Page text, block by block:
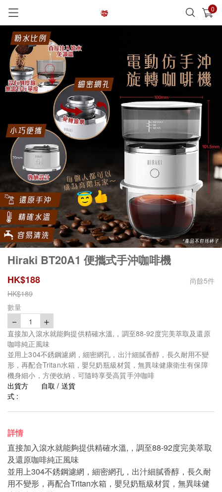
0
已加入購物車 查看
Hiraki BT20A1 便攜式手沖咖啡機
HK$188 尚餘5件
HK$189
數量
－ 1 ＋
直接加入滾水就能夠提供精確水溫,，調至88-92度完美萃取及還原
咖啡純正風味
並用上304不銹鋼濾網，細密網孔，出汁細膩香醇，長久耐用不變
形，再配合Tritan水箱，嬰兒奶瓶級材質，無異味健康衛生有保障
機身細小，方便收納，可隨時享受高質手沖咖啡
出貨方
式 :
自取 / 送貨
詳情
直接加入滾水就能夠提供精確水溫,，調至88-92度完美萃取
及還原咖啡純正風味
並用上304不銹鋼濾網，細密網孔，出汁細膩香醇，長久耐
用不變形，再配合Tritan水箱，嬰兒奶瓶級材質，無異味健